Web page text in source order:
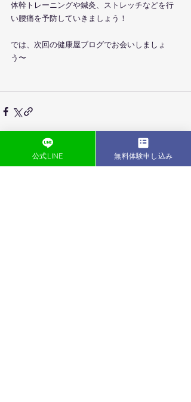
体幹トレーニングや鍼灸、ストレッチなどを行
い腰痛を予防していきましょう！
では、次回の健康屋ブログでお会いしましょ
う〜
最新記事 すべて表示
公式LINE 無料体験申し込み